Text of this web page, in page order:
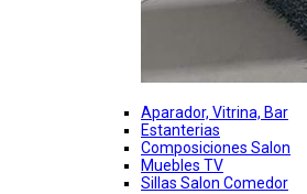
Aparador, Vitrina, Bar
Estanterias
Composiciones Salon
Muebles TV
Sillas Salon Comedor